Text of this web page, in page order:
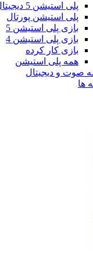
پلی استیشن 5 دیجیتال ظرفیت 1 ترابایت 2000
پلی استیشن پورتال
بازی پلی استیشن 5
بازی پلی استیشن 4
بازی کار کرده
همه پلی استیشن
صوت و دیجیتال
ها